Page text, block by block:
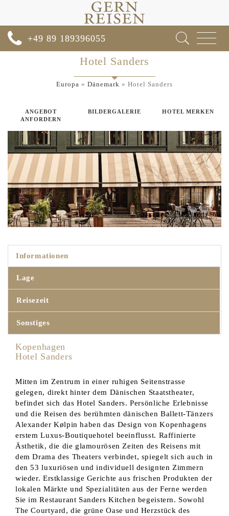
Toggle
+49 89 189396055
Hotel Sanders
Europa » Dänemark » Hotel Sanders
ANGEBOT
ANFORDERN
BILDERGALERIE HOTEL MERKEN
Informationen
Lage
Reisezeit
Sonstiges
Kopenhagen
Hotel Sanders
Mitten im Zentrum in einer ruhigen Seitenstrasse
gelegen, direkt hinter dem Dänischen Staatstheater,
befindet sich das Hotel Sanders. Persönliche Erlebnisse
und die Reisen des berühmten dänischen Ballett-Tänzers
Alexander Kølpin haben das Design von Kopenhagens
erstem Luxus-Boutiquehotel beeinflusst. Raffinierte
Ästhetik, die die glamourösen Zeiten des Reisens mit
dem Drama des Theaters verbindet, spiegelt sich auch in
den 53 luxuriösen und individuell designten Zimmern
wieder. Erstklassige Gerichte aus frischen Produkten der
lokalen Märkte und Spezialitäten aus der Ferne werden
Sie im Restaurant Sanders Kitchen begeistern. Sowohl
The Courtyard, die grüne Oase und Herzstück des